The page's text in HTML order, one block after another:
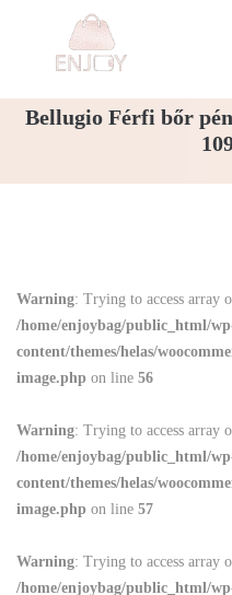
Bellugio Férfi bőr
Warning: Trying to access array
/home/enjoybag/public_html/
content/themes/helas/
image.php on line 56
Warning: Trying to access array
/home/enjoybag/public_html/
content/themes/helas/
image.php on line 57
Warning: Trying to access array
/home/enjoybag/public_html/